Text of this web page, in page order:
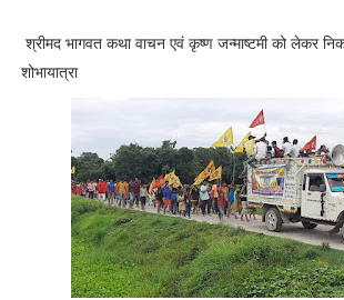
श्रीमद भागवत कथा वाचन एवं कृष्ण जन्माष्टमी को लेकर
शोभायात्रा